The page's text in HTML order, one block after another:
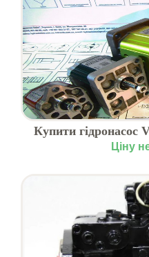
Купити гідронасос
Ціну